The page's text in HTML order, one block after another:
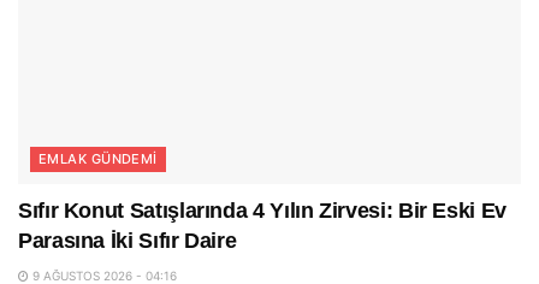
EMLAK GÜNDEMI
Sıfır Konut Satışlarında 4 Yılın Zirvesi: Bir Eski Ev
Parasına İki Sıfır Daire
9 AĞUSTOS 2026 - 04:16